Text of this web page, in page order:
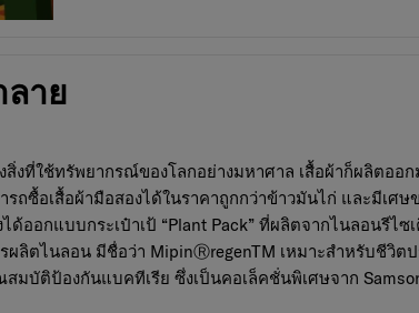
าย
งที่ใช้ทรัพยากรณ์ของโลกอย่างมหาศาล เสื้อผ้าก็ผลิตออ
ถซื้อเสื้อผ้ามือสองได้ในราคาถูกกว่าข้าวมันไก่ และมีเศษ
ด้ออกแบบกระเป๋าเป้ “Plant Pack” ที่ผลิตจากไนลอนรีไซ
ลิตไนลอน มีชื่อว่า MipinⓇregenTM เหมาะสำหรับชีวิต
บัติป้องกันแบคทีเรีย ซึ่งเป็นคอเล็คชั่นพิเศษจาก